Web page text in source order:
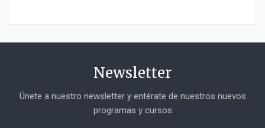
Newsletter
Únete a nuestro newsletter y entérate de nuestros nuevos
programas y cursos